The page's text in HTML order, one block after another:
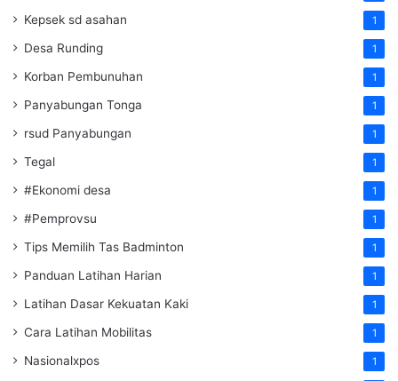
Kepsek sd asahan 1
Desa Runding 1
Korban Pembunuhan 1
Panyabungan Tonga 1
rsud Panyabungan 1
Tegal 1
#Ekonomi desa 1
#Pemprovsu 1
Tips Memilih Tas Badminton 1
Panduan Latihan Harian 1
Latihan Dasar Kekuatan Kaki 1
Cara Latihan Mobilitas 1
Nasionalxpos 1